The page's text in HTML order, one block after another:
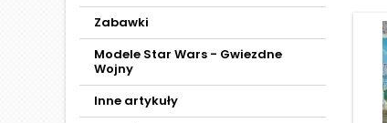
Zabawki
Modele Star Wars - Gwiezdne
Wojny
Inne artykuły